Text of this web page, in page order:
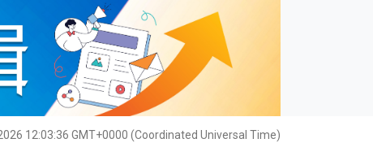
12:03:37 GMT+0000 (Coordinated Universal Time)
灼見活動 關於我們